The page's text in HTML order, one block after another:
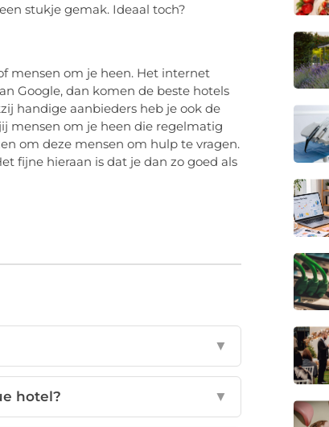
stukje gemak. Ideaal toch?
mensen om je heen. Het internet
Google, dan komen de beste hotels
handige aanbieders heb je ook de
mensen om je heen die regelmatig
om deze mensen om hulp te vragen.
fijne hieraan is dat je dan zo goed als
▼
hotel? ▼